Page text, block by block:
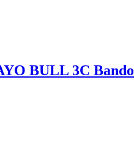
BULL 3C Bando